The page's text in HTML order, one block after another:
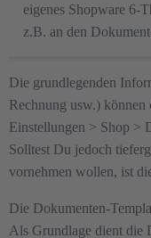
eigenes Shopware 6-
z.B. an den
Die grundlegenden
Rechnung usw.)
Einstellungen > Shop >
Solltest Du jedoch
vornehmen wollen, ist
Die Dokumenten-
Als Grundlage dient die